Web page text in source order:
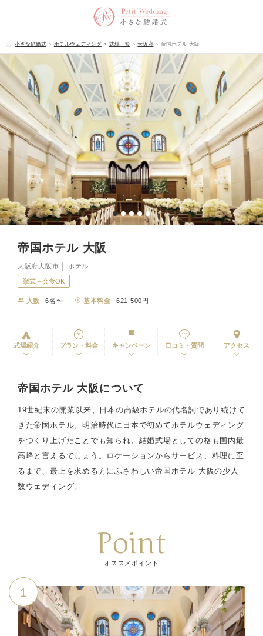
小さな結婚式 ホテルウェディング 式場一覧 大阪府 帝国ホテル 大阪
帝国ホテル 大阪
大阪府大阪市 │ ホテル
挙式＋会食OK
人数 6名〜 基本料金 621,500円
式場紹介 プラン・料金 キャンペーン 口コミ・質問 アクセス
帝国ホテル 大阪について
19世紀末の開業以来、日本の高級ホテルの代名詞であり続けて
きた帝国ホテル。明治時代に日本で初めてホテルウェディング
をつくり上げたことでも知られ、結婚式場としての格も国内最
高峰と言えるでしょう。ロケーションからサービス、料理に至
るまで、最上を求める方にふさわしい帝国ホテル 大阪の少人
数ウェディング。
Point
オススメポイント
1